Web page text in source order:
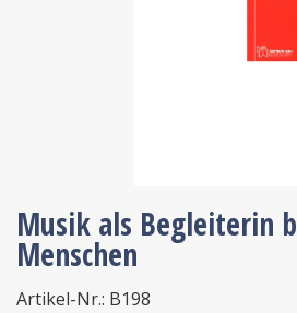
Musik als Begleiterin
Menschen
Artikel-Nr.: B198